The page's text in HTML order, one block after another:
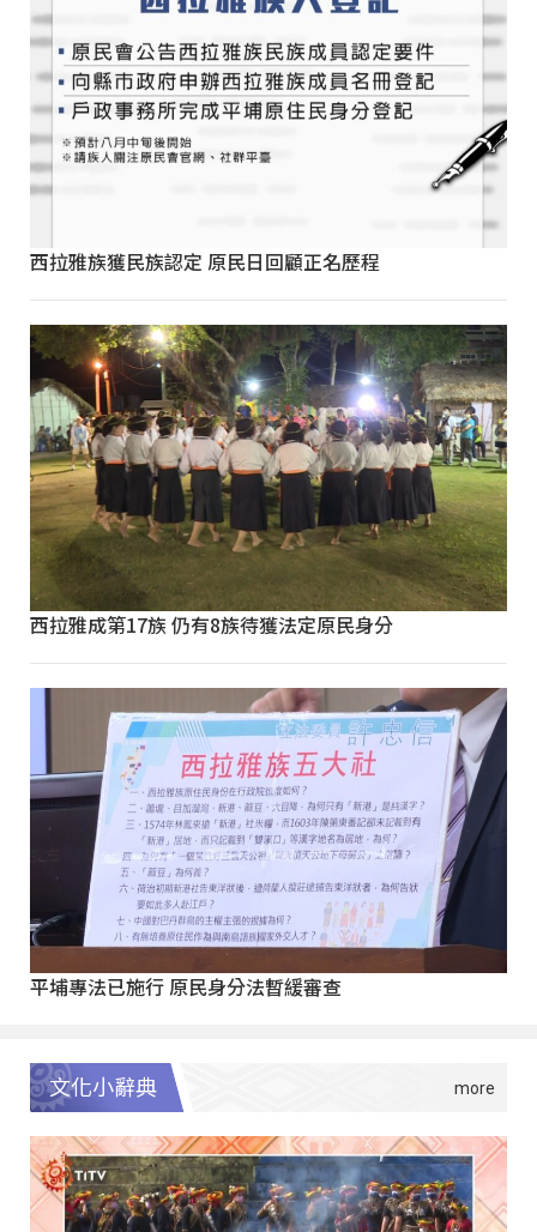
西拉雅族獲民族認定 原民日回顧正名歷程
西拉雅成第17族 仍有8族待獲法定原民身分
平埔專法已施行 原民身分法暫緩審查
文化小辭典